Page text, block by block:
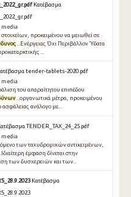
Κατέβασμα
media
προκειμένου να μειωθεί σε
...Ενέργειας Όχι Περιβάλλον Ύδατα
...
tender-tablets-2020.pdf
media
του απαραίτητου επιπέδου
...οργανωτικά μέτρα, προκειμένου
ασφάλειας ανάλογο με...
TENDER_TAX_24_25.pdf
media
των ταχυδρομικών αντικειμένων,
...Ιδιαίτερη έμφαση δίνεται στην
των δυσχερειών και των...
Κατέβασμα